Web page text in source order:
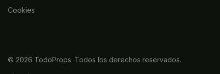
Cookies
© 2026 TodoProps. Todos los derechos reservados.